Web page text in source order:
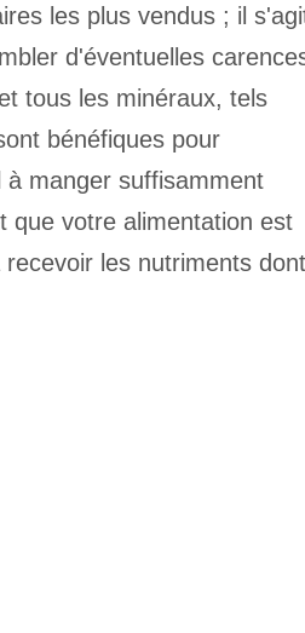
les plus vendus ; il
d'éventuelles
tous les minéraux, tels
bénéfiques pour
manger suffisamment
que votre alimentation est
les nutriments dont